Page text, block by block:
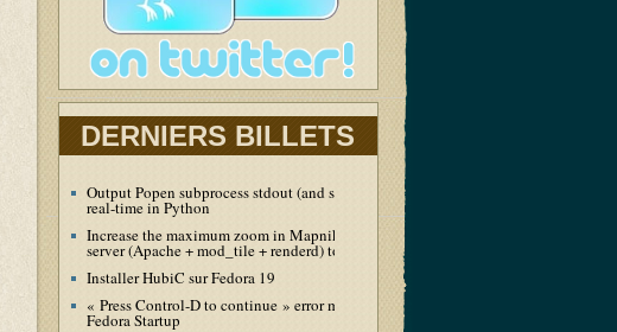
DERNIERS BILLETS
Output Popen subprocess stdout (and stderr) in
real-time in Python
Increase the maximum zoom in Mapnik tiles
server (Apache + mod_tile + renderd) to 19
Installer HubiC sur Fedora 19
« Press Control-D to continue » error message at
Fedora Startup